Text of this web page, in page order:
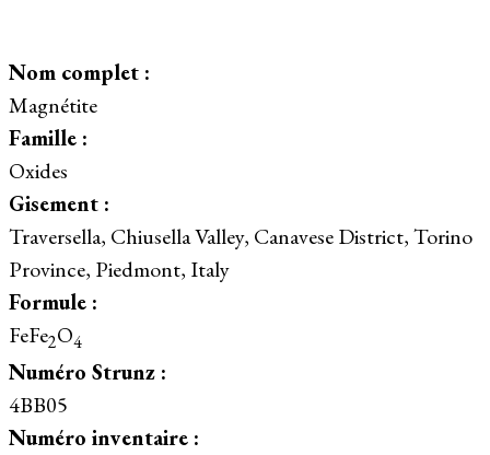
Nom complet :
Magnétite
Famille :
Oxides
Gisement :
Traversella, Chiusella Valley, Canavese District, Torino
Province, Piedmont, Italy
Formule :
FeFe2O4
Numéro Strunz :
4BB05
Numéro inventaire :